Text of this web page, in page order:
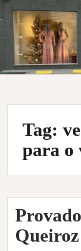
Tag:
para o
Queiroz